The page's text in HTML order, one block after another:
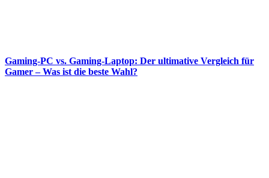
Gaming-PC vs. Gaming-Laptop: Der ultimative Vergleich für
Gamer – Was ist die beste Wahl?